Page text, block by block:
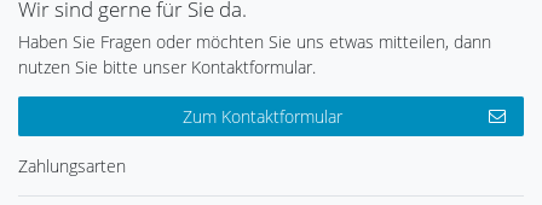
Wir sind gerne für Sie da.
Haben Sie Fragen oder möchten Sie uns etwas mitteilen, dann
nutzen Sie bitte unser Kontaktformular.
Zum Kontaktformular
Zahlungsarten